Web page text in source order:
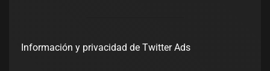
Información y privacidad de Twitter Ads